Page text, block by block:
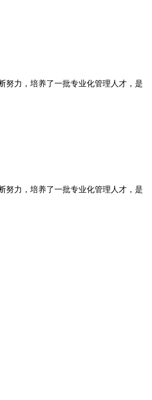
努力，培养了一批专业化管理人才，是
努力，培养了一批专业化管理人才，是